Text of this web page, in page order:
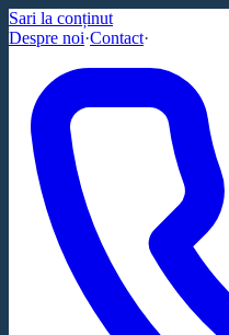
Sari la conținut
Despre noi·Contact·